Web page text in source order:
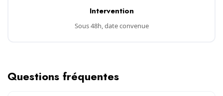
Intervention
Sous 48h, date convenue
Questions fréquentes